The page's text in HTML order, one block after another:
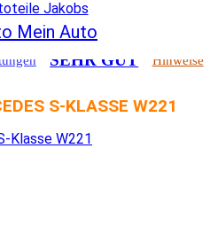
SEHR GUT
SEHR GUT Hinweise
Mein Auto
S-KLASSE W221